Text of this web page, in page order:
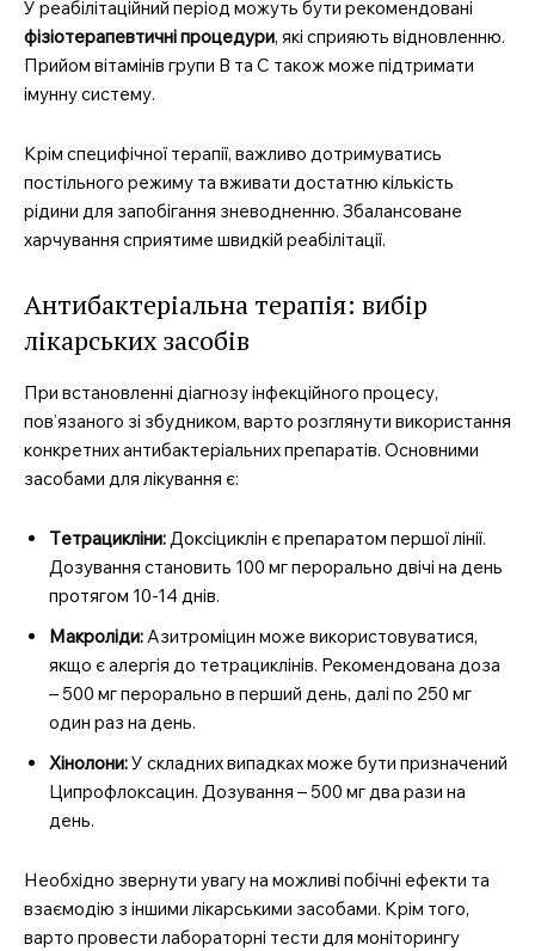
У реабілітаційний період можуть бути рекомендовані
фізіотерапевтичні процедури, які сприяють відновленню.
Прийом вітамінів групи B та C також може підтримати
імунну систему.
Крім специфічної терапії, важливо дотримуватись
постільного режиму та вживати достатню кількість
рідини для запобігання зневодненню. Збалансоване
харчування сприятиме швидкій реабілітації.
Антибактеріальна терапія: вибір
лікарських засобів
При встановленні діагнозу інфекційного процесу,
пов’язаного зі збудником, варто розглянути використання
конкретних антибактеріальних препаратів. Основними
засобами для лікування є:
Tетрацикліни:Доксіциклін є препаратом першої лінії.
Дозування становить 100 мг перорально двічі на день
протягом 10-14 днів.
Макроліди:Азитроміцин може використовуватися,
якщо є алергія до тетрациклінів. Рекомендована доза
– 500 мг перорально в перший день, далі по 250 мг
один раз на день.
Хінолони:У складних випадках може бути призначений
Ципрофлоксацин. Дозування – 500 мг два рази на
день.
Необхідно звернути увагу на можливі побічні ефекти та
взаємодію з іншими лікарськими засобами. Крім того,
варто провести лабораторні тести для моніторингу